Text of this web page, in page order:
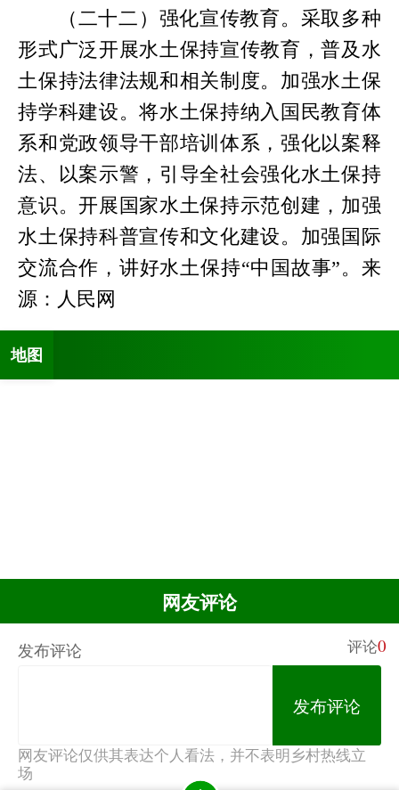
（二十二）强化宣传教育。采取多种
形式广泛开展水土保持宣传教育，普及水
土保持法律法规和相关制度。加强水土保
持学科建设。将水土保持纳入国民教育体
系和党政领导干部培训体系，强化以案释
法、以案示警，引导全社会强化水土保持
意识。开展国家水土保持示范创建，加强
水土保持科普宣传和文化建设。加强国际
交流合作，讲好水土保持“中国故事”。来
源：人民网
地图
网友评论
发布评论 评论0
发布评论
网友评论仅供其表达个人看法，并不表明乡村热线立
场